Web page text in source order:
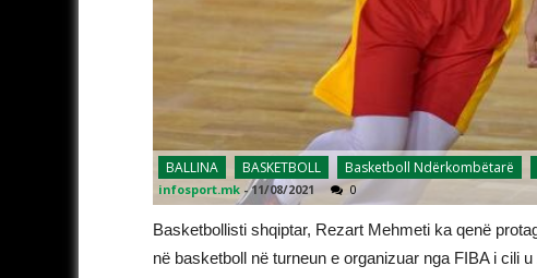
BALLINA BASKETBOLL Basketboll Ndërkombëtarë
infosport.mk -11/08/2021 0
Basketbollisti shqiptar, Rezart Mehmeti ka qenë
në basketboll në turneun e organizuar nga FIBA i cili